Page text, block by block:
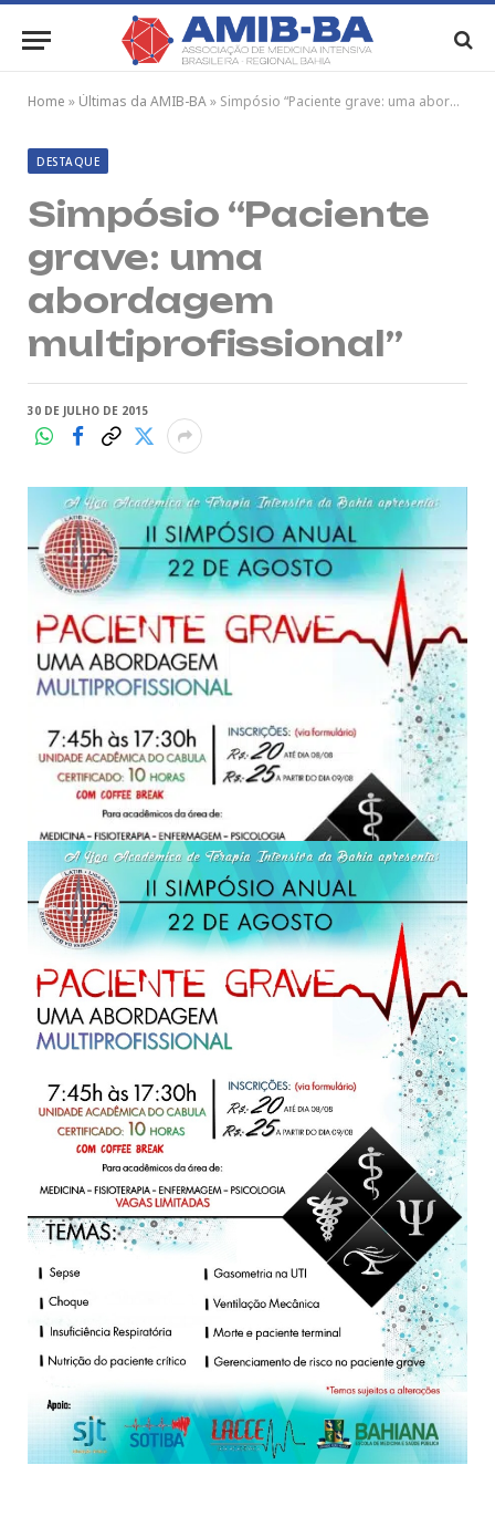
Home » Últimas da AMIB-BA» Simpósio “Paciente grave: uma abordagem multiprofissional”
DESTAQUE
Simpósio “Paciente
grave: uma
abordagem
multiprofissional”
30 DE JULHO DE 2015